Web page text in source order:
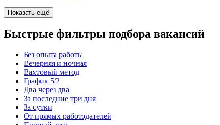
Показать ещё
Быстрые фильтры подбора вакансий
Без опыта работы
Вечерняя и ночная
Вахтовый метод
График 5/2
Два через два
За последние три дня
За сутки
От прямых работодателей